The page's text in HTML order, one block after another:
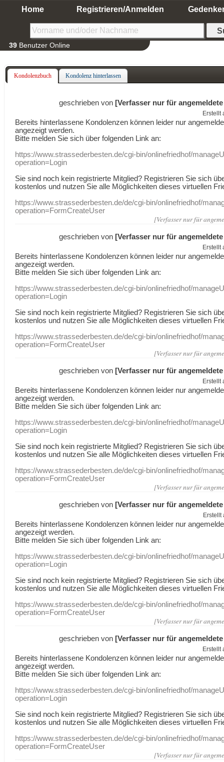
Home Registrieren/Anmelden
39 Benutzer Online
Kondolenzbuch Kondolenz hinterlassen
geschrieben von [Verfasser nur für
Erstellt
Bereits hinterlassene Kondolenzen können leider nur
angezeigt werden.
Bitte melden Sie sich über folgenden Link an:
https://www.strassederbesten.de/cgi-bin/onlinefriedhof/
operation=Login
Sie sind noch kein registrierte Mitglied? Registrieren Sie sich
kostenlos und nutzen Sie alle Möglichkeiten dieses virtuellen
https://www.strassederbesten.de/de/cgi-bin/onlinefriedhof/
operation=FormCreateUser
[Verfasser nur für
geschrieben von [Verfasser nur für
Erstellt
Bereits hinterlassene Kondolenzen können leider nur
angezeigt werden.
Bitte melden Sie sich über folgenden Link an:
https://www.strassederbesten.de/cgi-bin/onlinefriedhof/
operation=Login
Sie sind noch kein registrierte Mitglied? Registrieren Sie sich
kostenlos und nutzen Sie alle Möglichkeiten dieses virtuellen
https://www.strassederbesten.de/de/cgi-bin/onlinefriedhof/
operation=FormCreateUser
[Verfasser nur für
geschrieben von [Verfasser nur für
Erstellt
Bereits hinterlassene Kondolenzen können leider nur
angezeigt werden.
Bitte melden Sie sich über folgenden Link an:
https://www.strassederbesten.de/cgi-bin/onlinefriedhof/
operation=Login
Sie sind noch kein registrierte Mitglied? Registrieren Sie sich
kostenlos und nutzen Sie alle Möglichkeiten dieses virtuellen
https://www.strassederbesten.de/de/cgi-bin/onlinefriedhof/
operation=FormCreateUser
[Verfasser nur für
geschrieben von [Verfasser nur für
Erstellt
Bereits hinterlassene Kondolenzen können leider nur
angezeigt werden.
Bitte melden Sie sich über folgenden Link an:
https://www.strassederbesten.de/cgi-bin/onlinefriedhof/
operation=Login
Sie sind noch kein registrierte Mitglied? Registrieren Sie sich
kostenlos und nutzen Sie alle Möglichkeiten dieses virtuellen
https://www.strassederbesten.de/de/cgi-bin/onlinefriedhof/
operation=FormCreateUser
[Verfasser nur für
geschrieben von [Verfasser nur für
Erstellt
Bereits hinterlassene Kondolenzen können leider nur
angezeigt werden.
Bitte melden Sie sich über folgenden Link an:
https://www.strassederbesten.de/cgi-bin/onlinefriedhof/
operation=Login
Sie sind noch kein registrierte Mitglied? Registrieren Sie sich
kostenlos und nutzen Sie alle Möglichkeiten dieses virtuellen
https://www.strassederbesten.de/de/cgi-bin/onlinefriedhof/
operation=FormCreateUser
[Verfasser nur für